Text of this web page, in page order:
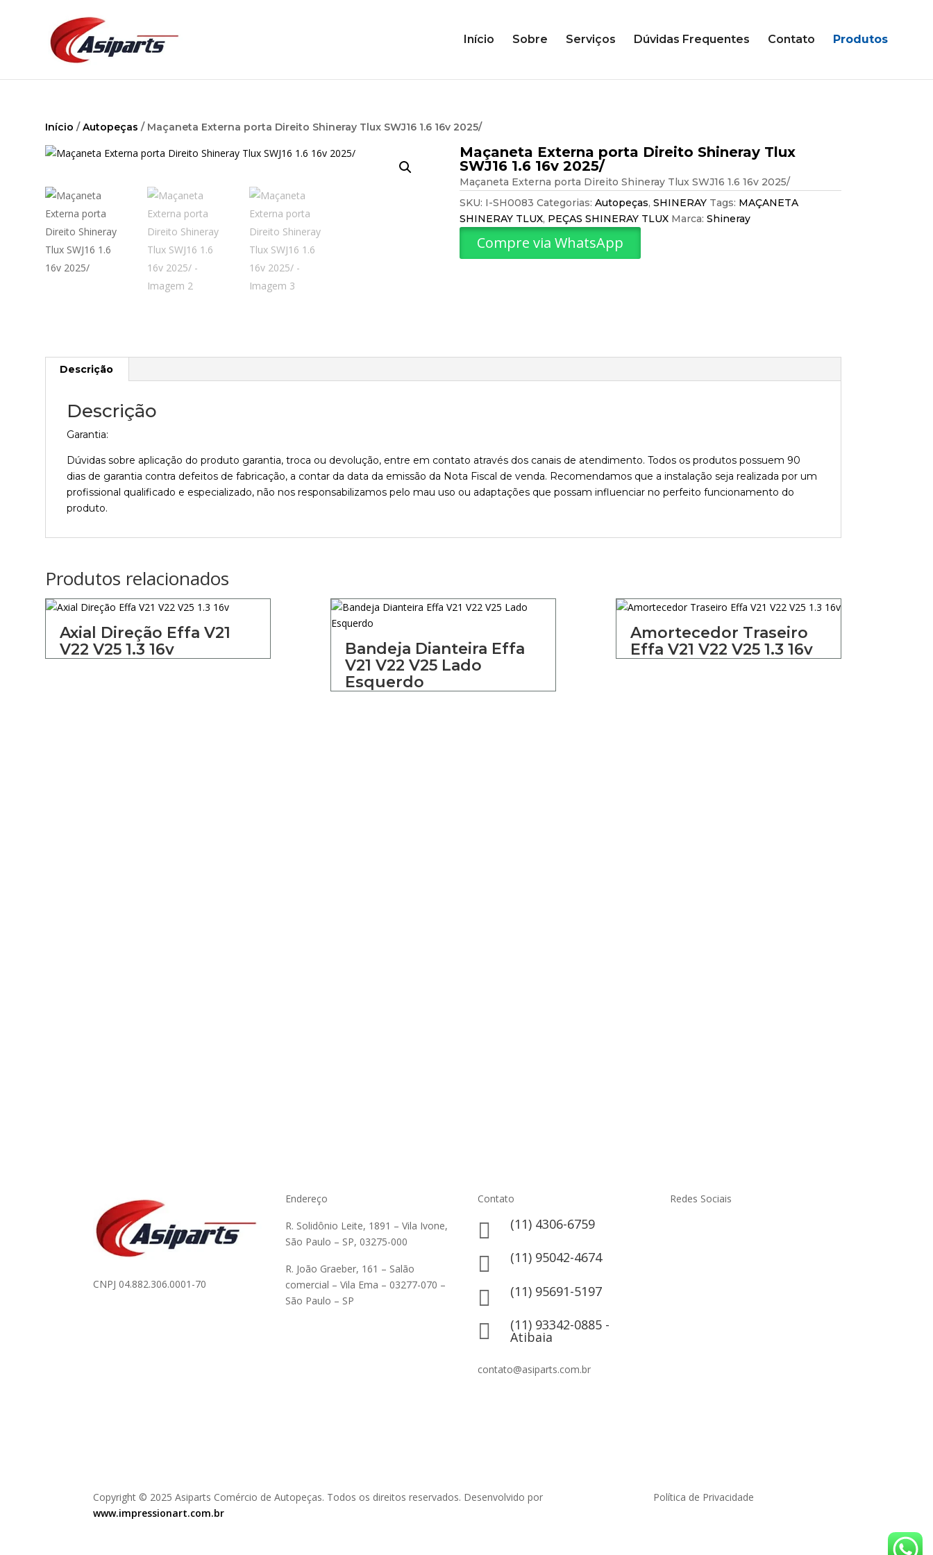
Início Sobre Serviços Dúvidas Frequentes Contato Produtos
Início /Autopeças / Maçaneta Externa porta Direito Shineray Tlux SWJ16 1.6 16v 2025/
Maçaneta Externa porta Direito Shineray Tlux
SWJ16 1.6 16v 2025/
Maçaneta Externa porta Direito Shineray Tlux SWJ16 1.6 16v 2025/
SKU: I-SH0083 Categorias: Autopeças, SHINERAY Tags: MAÇANETA
SHINERAY TLUX, PEÇAS SHINERAY TLUX Marca: Shineray
Compre via WhatsApp
Descrição
Descrição
Garantia:
Dúvidas sobre aplicação do produto garantia, troca ou devolução, entre em contato através dos canais de atendimento. Todos os produtos possuem 90
dias de garantia contra defeitos de fabricação, a contar da data da emissão da Nota Fiscal de venda. Recomendamos que a instalação seja realizada por um
profissional qualificado e especializado, não nos responsabilizamos pelo mau uso ou adaptações que possam influenciar no perfeito funcionamento do
produto.
Produtos relacionados
Axial Direção Effa V21
V22 V25 1.3 16v
Bandeja Dianteira Effa
V21 V22 V25 Lado
Esquerdo
Amortecedor Traseiro
Effa V21 V22 V25 1.3 16v
CNPJ 04.882.306.0001-70
Endereço
R. Solidônio Leite, 1891 – Vila Ivone,
São Paulo – SP, 03275-000
R. João Graeber, 161 – Salão
comercial – Vila Ema – 03277-070 –
São Paulo – SP
Contato
 (11) 4306-6759
 (11) 95042-4674
 (11) 95691-5197
 (11) 93342-0885 -
Atibaia
contato@asiparts.com.br
Redes Sociais
Copyright © 2025 Asiparts Comércio de Autopeças. Todos os direitos reservados. Desenvolvido por
www.impressionart.com.br
Política de Privacidade